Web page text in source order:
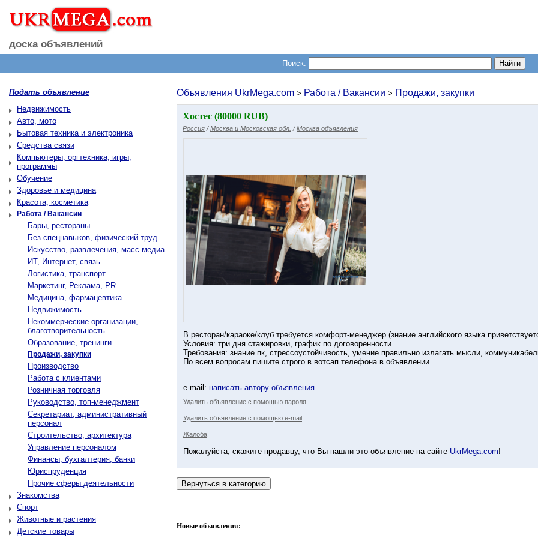
доска объявлений
Поиск:
Подать объявление
Недвижимость
Авто, мото
Бытовая техника и электроника
Средства связи
Компьютеры, оргтехника, игры,
программы
Обучение
Здоровье и медицина
Красота, косметика
Работа / Вакансии
Бары, рестораны
Без спецнавыков, физический труд
Искусство, развлечения, масс-медиа
ИТ, Интернет, связь
Логистика, транспорт
Маркетинг, Реклама, PR
Медицина, фармацевтика
Недвижимость
Некоммерческие организации,
благотворительность
Образование, тренинги
Продажи, закупки
Производство
Работа с клиентами
Розничная торговля
Руководство, топ-менеджмент
Секретариат, административный
персонал
Строительство, архитектура
Управление персоналом
Финансы, бухгалтерия, банки
Юриспруденция
Прочие сферы деятельности
Знакомства
Спорт
Животные и растения
Детские товары
Объявления UkrMega.com > Работа / Вакансии > Продажи, закупки
Хостес (80000 RUB)
Россия /Москва и Московская обл. /Москва объявления
В ресторан/караоке/клуб требуется комфорт-менеджер (знание английского языка
Условия: три дня стажировки, график по договоренности.
Требования: знание пк, стрессоустойчивость, умение правильно излагать мысли,
По всем вопросам пишите строго в вотсап телефона в объявлении.
e-mail: написать автору объявления
Удалить объявление с помощью пароля
Удалить объявление с помощью e-mail
Жалоба
Пожалуйста, скажите продавцу, что Вы нашли это объявление на сайте UkrMega.com!
Новые объявления: